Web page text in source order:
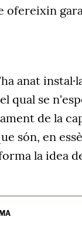
ofereixin
anat
qual se
de la
són, en
la idea